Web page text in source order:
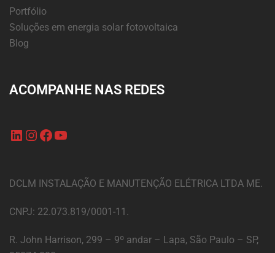
Portfólio
Soluções em energia solar fotovoltaica
Blog
ACOMPANHE NAS REDES
DCLM INSTALAÇÃO E MANUTENÇÃO ELÉTRICA LTDA ME.
CNPJ: 22.073.819/0001-11.
R. John Harrison, 299 – 9º andar – Lapa, São Paulo – SP,